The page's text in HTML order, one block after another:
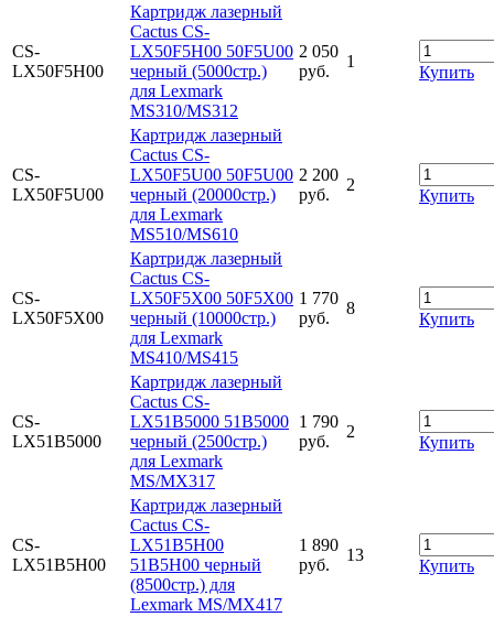
CS-
LX50F5H00
Картридж лазерный
Cactus CS-
LX50F5H00 50F5U00
черный (5000стр.)
для Lexmark
MS310/MS312
2 050
руб.
1
Купить
CS-
LX50F5U00
Картридж лазерный
Cactus CS-
LX50F5U00 50F5U00
черный (20000стр.)
для Lexmark
MS510/MS610
2 200
руб.
2
Купить
CS-
LX50F5X00
Картридж лазерный
Cactus CS-
LX50F5X00 50F5X00
черный (10000стр.)
для Lexmark
MS410/MS415
1 770
руб.
8
Купить
CS-
LX51B5000
Картридж лазерный
Cactus CS-
LX51B5000 51B5000
черный (2500стр.)
для Lexmark
MS/MX317
1 790
руб.
2
Купить
CS-
LX51B5H00
Картридж лазерный
Cactus CS-
LX51B5H00
51B5H00 черный
(8500стр.) для
Lexmark MS/MX417
1 890
руб.
13
Купить